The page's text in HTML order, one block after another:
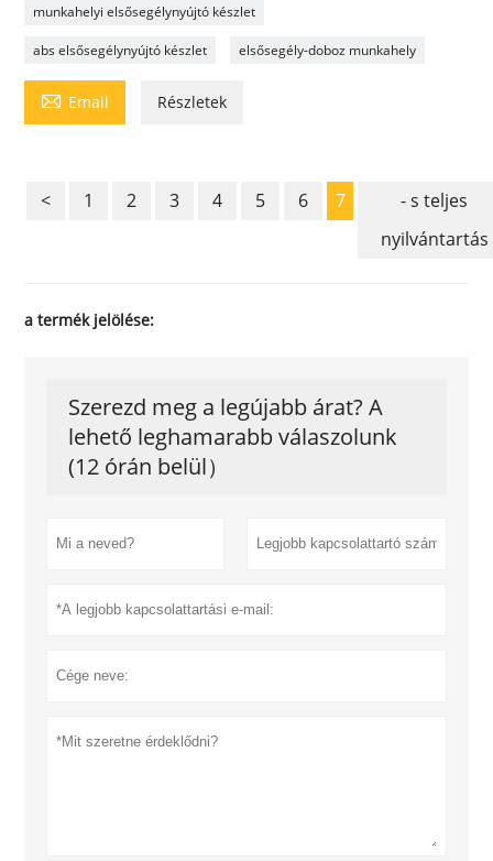
munkahelyi elsősegélynyújtó készlet
abs elsősegélynyújtó készlet elsősegély-doboz munkahely
 Email Részletek
< 1 2 3 4 5 6 7
- s teljes
nyilvántartás
a termék jelölése:
Szerezd meg a legújabb árat? A
lehető leghamarabb válaszolunk
(12 órán belül）